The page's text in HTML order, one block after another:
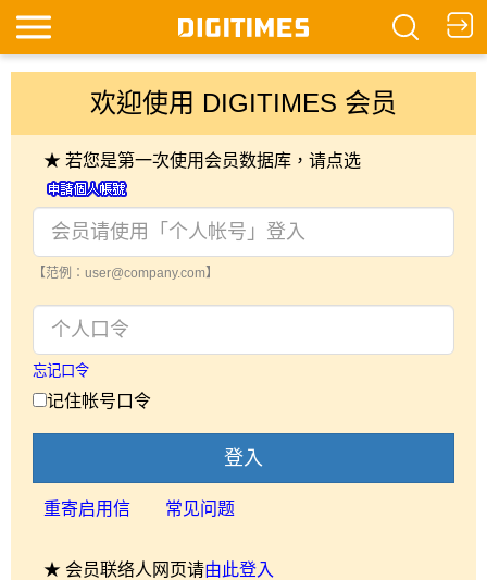
欢迎使用 DIGITIMES 会员
★ 若您是第一次使用会员数据库，请点选
【范例：user@company.com】
忘记口令
记住帐号口令
登入
重寄启用信 常见问题
★ 会员联络人网页请由此登入